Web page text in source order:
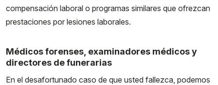
compensación laboral o programas similares que ofrezcan
prestaciones por lesiones laborales.
Médicos forenses, examinadores médicos y
directores de funerarias
En el desafortunado caso de que usted fallezca, podemos